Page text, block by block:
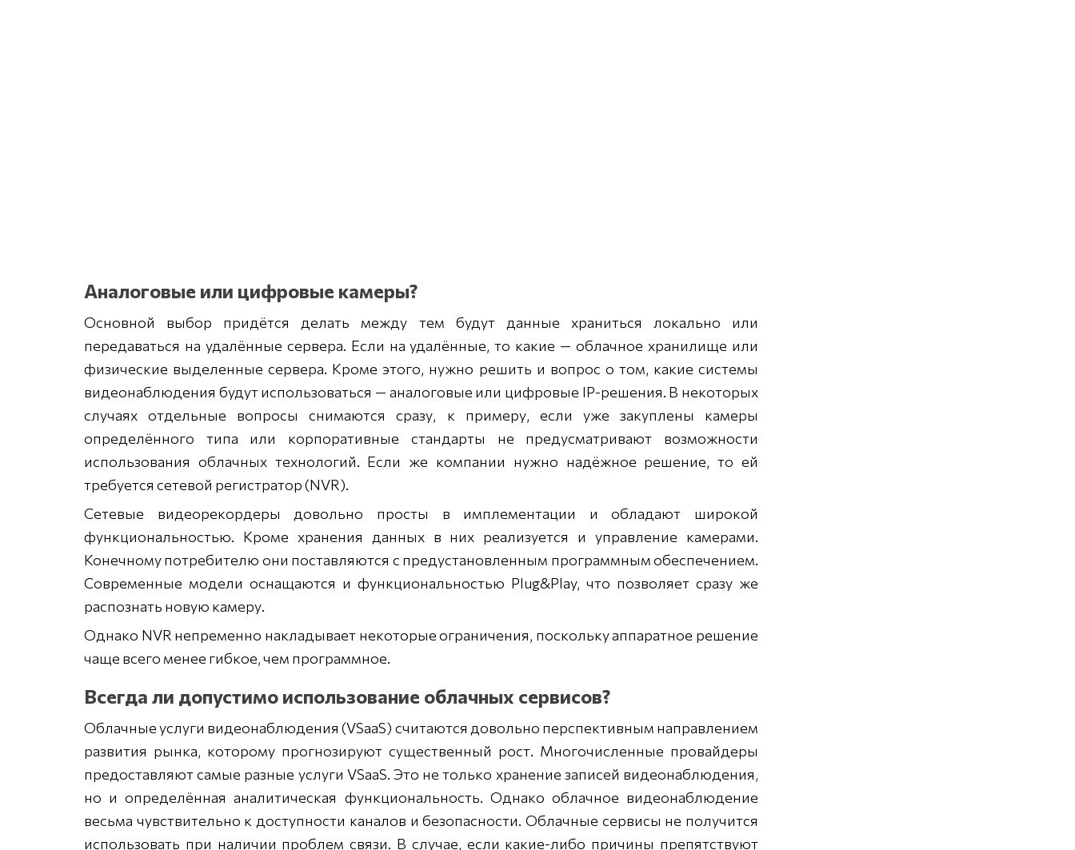
Аналоговые или цифровые камеры?
Основной выбор придётся делать между тем будут данные храниться локально или
передаваться на удалённые сервера. Если на удалённые, то какие — облачное хранилище или
физические выделенные сервера. Кроме этого, нужно решить и вопрос о том, какие системы
видеонаблюдения будут использоваться — аналоговые или цифровые IP-решения. В некоторых
случаях отдельные вопросы снимаются сразу, к примеру, если уже закуплены камеры
определённого типа или корпоративные стандарты не предусматривают возможности
использования облачных технологий. Если же компании нужно надёжное решение, то ей
требуется сетевой регистратор (NVR).
Сетевые видеорекордеры довольно просты в имплементации и обладают широкой
функциональностью. Кроме хранения данных в них реализуется и управление камерами.
Конечному потребителю они поставляются с предустановленным программным обеспечением.
Современные модели оснащаются и функциональностью Plug&Play, что позволяет сразу же
распознать новую камеру.
Однако NVR непременно накладывает некоторые ограничения, поскольку аппаратное решение
чаще всего менее гибкое, чем программное.
Всегда ли допустимо использование облачных сервисов?
Облачные услуги видеонаблюдения (VSaaS) считаются довольно перспективным направлением
развития рынка, которому прогнозируют существенный рост. Многочисленные провайдеры
предоставляют самые разные услуги VSaaS. Это не только хранение записей видеонаблюдения,
но и определённая аналитическая функциональность. Однако облачное видеонаблюдение
весьма чувствительно к доступности каналов и безопасности. Облачные сервисы не получится
использовать при наличии проблем связи. В случае, если какие-либо причины препятствуют